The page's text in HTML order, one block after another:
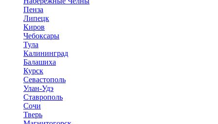
Пенза
Липецк
Киров
Чебоксары
Тула
Калининград
Балашиха
Курск
Севастополь
Улан-Удэ
Ставрополь
Сочи
Тверь